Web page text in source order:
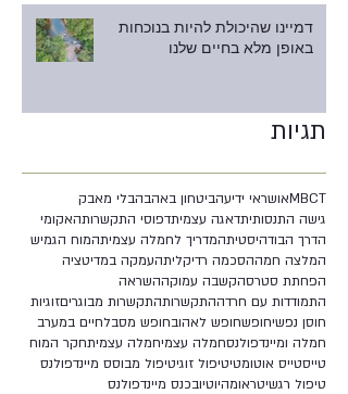
דמיינו שהיכולת להיות בנוכחות
באופן מלא בחיים שלנו
תגיות
MBCTאושראי ידיעהביטחון באהבהבלי מאבק
גישה התנסותיתדאגה עצמיתדפוסי התקשרותהאקומי
הדרך הבודהיסטיתהמדריך לחמלה עצמיתהמוח הגמיש
המלצה חמההסכמה רדיקליתהעמקה במדיטציה
הפחתת סטרסהקשבה עמוקההשראה
התמודדות עם חרדההתקשרותהתקשרות מבוגריםזוגיות
חוסן נפשיחופשחופש לאהובחופש מסבלחיים במערב
חמלה ומיינדפולנסחמלה עצמיחמלה עצמיתחקר המוח
טייסטייס אוטומטיטיפול זוגיטיפול מבוסס מיינדפולנס
טיפול רגשיטראומהיוטיובכנס מיינדפולנס